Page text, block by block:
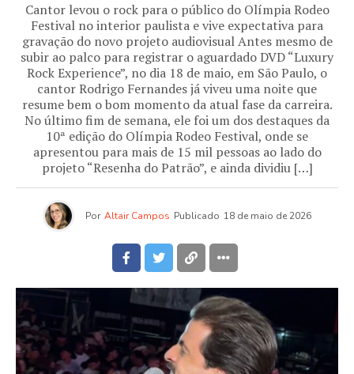
Cantor levou o rock para o público do Olímpia Rodeo
Festival no interior paulista e vive expectativa para
gravação do novo projeto audiovisual Antes mesmo de
subir ao palco para registrar o aguardado DVD “Luxury
Rock Experience”, no dia 18 de maio, em São Paulo, o
cantor Rodrigo Fernandes já viveu uma noite que
resume bem o bom momento da atual fase da carreira.
No último fim de semana, ele foi um dos destaques da
10ª edição do Olímpia Rodeo Festival, onde se
apresentou para mais de 15 mil pessoas ao lado do
projeto “Resenha do Patrão”, e ainda dividiu […]
Por Altair Campos Publicado 18 de maio de 2026